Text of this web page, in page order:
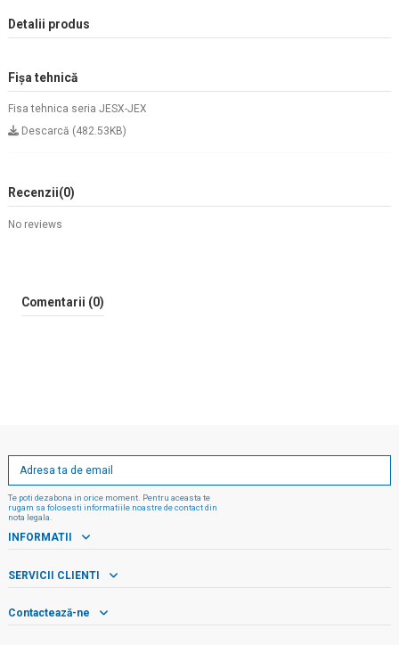
Detalii produs
Fișa tehnică
Fisa tehnica seria JESX-JEX
Descarcă (482.53KB)
Recenzii(0)
No reviews
Comentarii (0)
Te poti dezabona in orice moment. Pentru aceasta te
rugam sa folosesti informatiile noastre de contact din
nota legala.
INFORMATII
SERVICII CLIENTI
Contactează-ne